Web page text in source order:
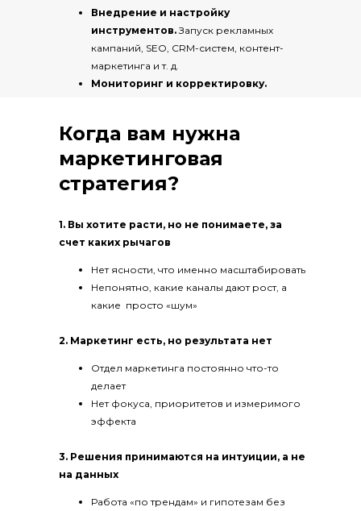
Внедрение и настройку
инструментов.Запуск рекламных
кампаний, SEO, CRM-систем, контент-
маркетинга и т. д.
Мониторинг и корректировку.
Когда вам нужна
маркетинговая
стратегия?
1. Вы хотите расти, но не понимаете, за
счет каких рычагов
Нет ясности, что именно масштабировать
Непонятно, какие каналы дают рост, а
какие просто «шум»
2. Маркетинг есть, но результата нет
Отдел маркетинга постоянно что-то
делает
Нет фокуса, приоритетов и измеримого
эффекта
3. Решения принимаются на интуиции, а не
на данных
Работа «по трендам» и гипотезам без